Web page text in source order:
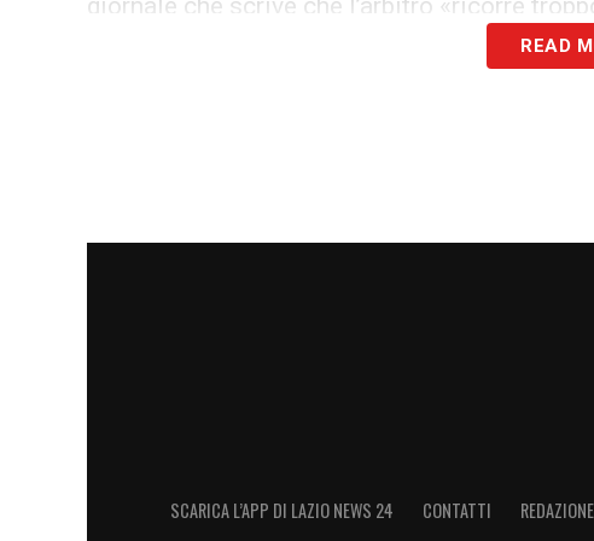
giornale che scrive che l’arbitro «ricorre
sull’incapacità di gestire in maniera
Sarri esprime il suo punto
READ
SCARICA L’APP DI LAZIO NEWS 24 CONTATTI REDAZIONE